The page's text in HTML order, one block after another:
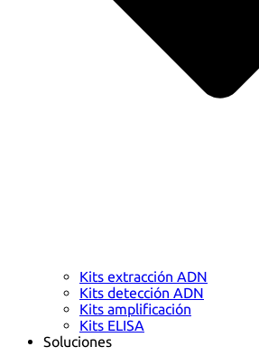
Kits extracción ADN
Kits detección ADN
Kits amplificación
Kits ELISA
Soluciones